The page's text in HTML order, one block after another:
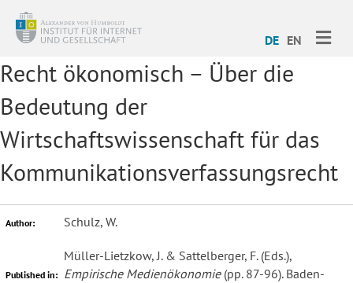
DE EN
Recht ökonomisch – Über die
Bedeutung der
Wirtschaftswissenschaft für das
Kommunikationsverfassungsrecht
Author: Schulz, W.
Published in:
Müller-Lietzkow, J. & Sattelberger, F. (Eds.),
Empirische Medienökonomie(pp. 87-96). Baden-